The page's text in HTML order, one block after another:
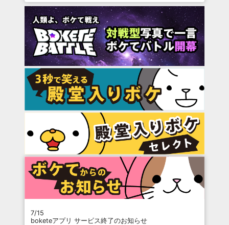
7/15
boketeアプリ サービス終了のお知らせ